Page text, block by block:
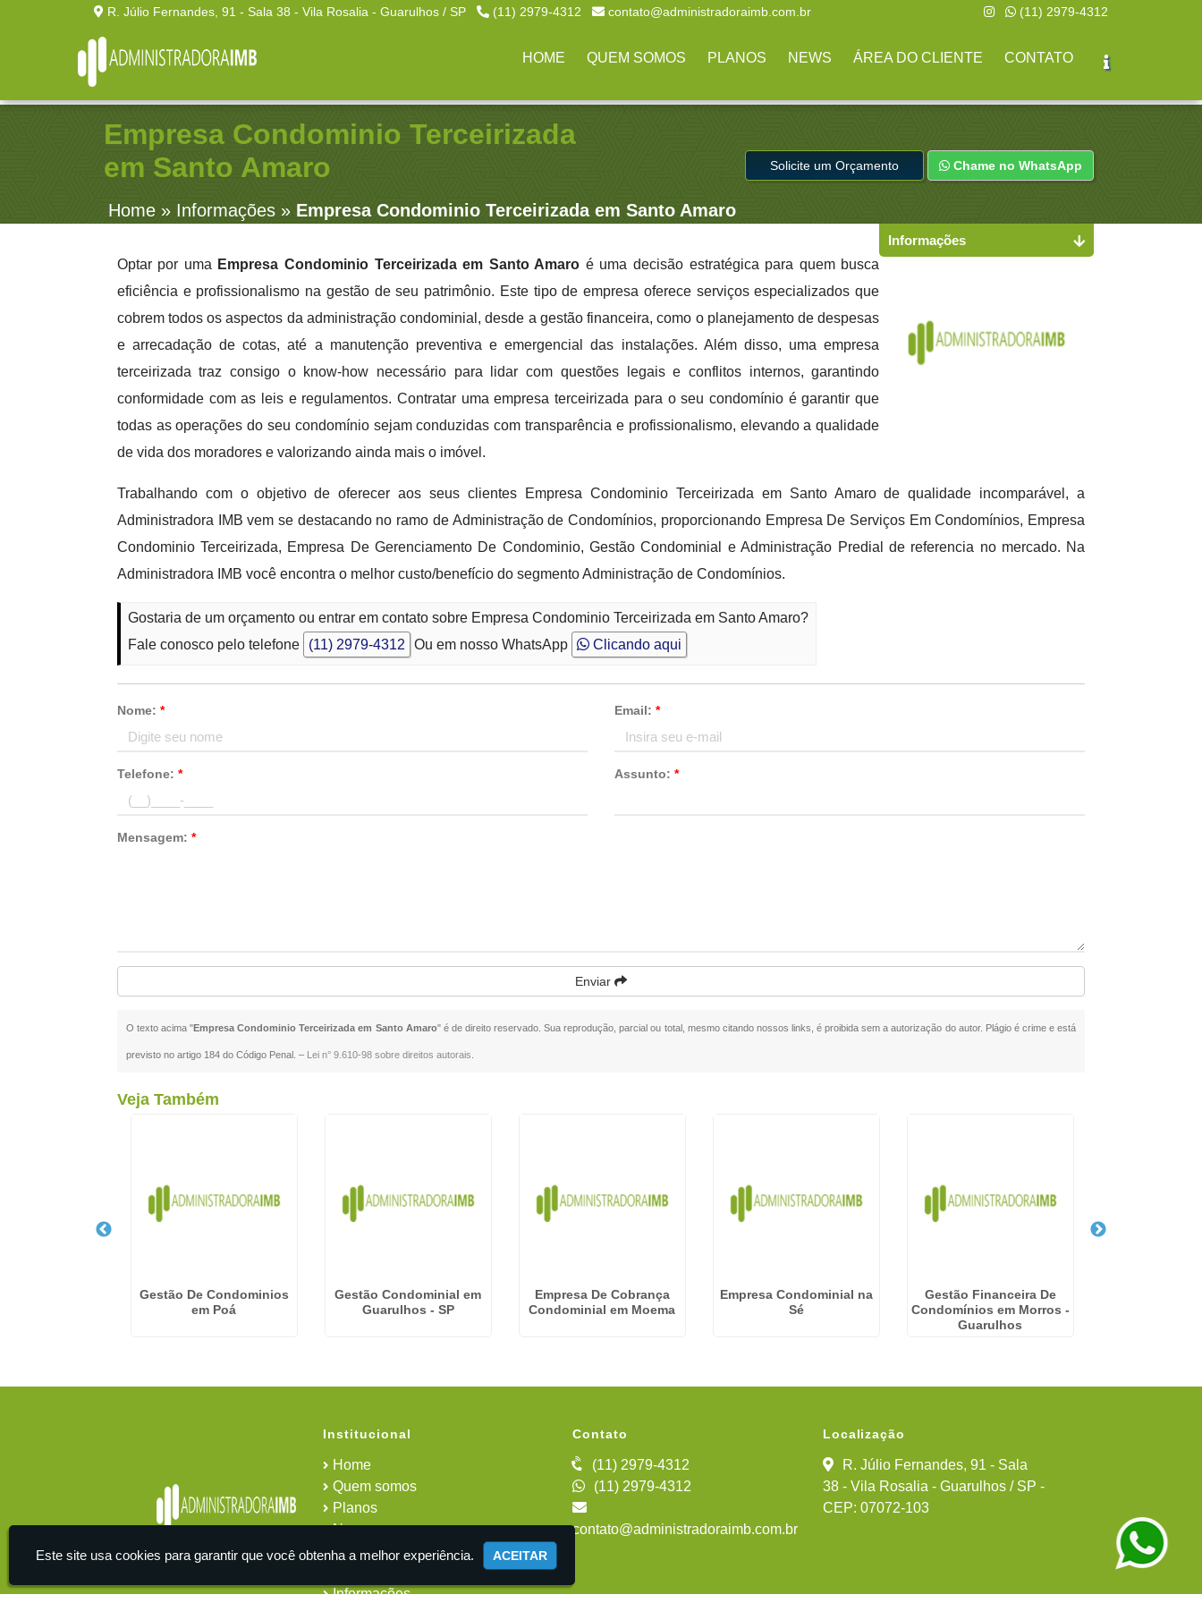
R. Júlio Fernandes, 91 - Sala 38 - Vila Rosalia - Guarulhos / SP (11) 2979-4312 contato@administradoraimb.com.br (11) 2979-4312
HOME QUEM SOMOS PLANOS NEWS ÁREA DO CLIENTE CONTATO
Empresa Condominio Terceirizada
em Santo Amaro
Home» Informações » Empresa Condominio Terceirizada em Santo Amaro
Solicite um Orçamento Chame no WhatsApp
Optar por uma Empresa Condominio Terceirizada em Santo Amaro é uma decisão estratégica para quem busca
eficiência e profissionalismo na gestão de seu patrimônio. Este tipo de empresa oferece serviços especializados que
cobrem todos os aspectos da administração condominial, desde a gestão financeira, como o planejamento de despesas
e arrecadação de cotas, até a manutenção preventiva e emergencial das instalações. Além disso, uma empresa
terceirizada traz consigo o know-how necessário para lidar com questões legais e conflitos internos, garantindo
conformidade com as leis e regulamentos. Contratar uma empresa terceirizada para o seu condomínio é garantir que
todas as operações do seu condomínio sejam conduzidas com transparência e profissionalismo, elevando a qualidade
de vida dos moradores e valorizando ainda mais o imóvel.
Trabalhando com o objetivo de oferecer aos seus clientes Empresa Condominio Terceirizada em Santo Amaro de qualidade incomparável, a
Administradora IMB vem se destacando no ramo de Administração de Condomínios, proporcionando Empresa De Serviços Em Condomínios, Empresa
Condominio Terceirizada, Empresa De Gerenciamento De Condominio, Gestão Condominial e Administração Predial de referencia no mercado. Na
Administradora IMB você encontra o melhor custo/benefício do segmento Administração de Condomínios.
Gostaria de um orçamento ou entrar em contato sobre Empresa Condominio Terceirizada em Santo Amaro?
Fale conosco pelo telefone
(11) 2979-4312 Ou em nosso WhatsApp Clicando aqui
Nome: * Email: *
Telefone: * Assunto: *
Mensagem: *
Enviar
O texto acima "Empresa Condominio Terceirizada em Santo Amaro" é de direito reservado. Sua reprodução, parcial ou total, mesmo citando nossos links, é proibida sem a autorização do autor. Plágio é crime e está
previsto no artigo 184 do Código Penal. – Lei n° 9.610-98 sobre direitos autorais
Informações
Veja Também
Gestão De Condominios
em Poá
Gestão Condominial em
Guarulhos - SP
Empresa De Cobrança
Condominial em Moema
Empresa Condominial na
Sé
Gestão Financeira De
Condomínios em Morros -
Guarulhos
Institucional
Home
Quem somos
Planos
News
Área do cliente
Informações
Contato
(11) 2979-4312
(11) 2979-4312
contato@administradoraimb.com.br
Localização
R. Júlio Fernandes, 91 - Sala
38 - Vila Rosalia - Guarulhos / SP -
CEP: 07072-103
Este site usa cookies para garantir que você obtenha a melhor experiência. ACEITAR